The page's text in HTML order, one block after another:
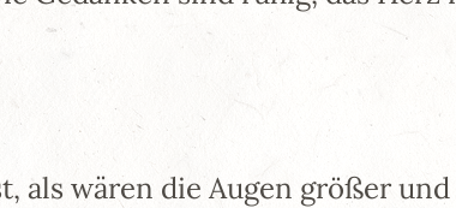
als wären die Augen größer